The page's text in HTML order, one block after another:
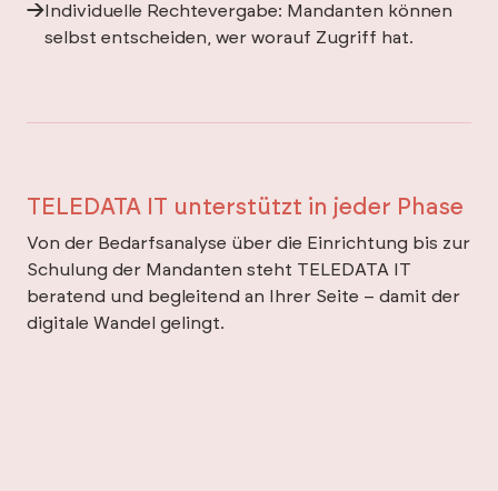
Individuelle Rechtevergabe: Mandanten können
selbst entscheiden, wer worauf Zugriff hat.
TELEDATA IT unterstützt in jeder Phase
Von der Bedarfsanalyse über die Einrichtung bis zur
Schulung der Mandanten steht TELEDATA IT
beratend und begleitend an Ihrer Seite – damit der
digitale Wandel gelingt.